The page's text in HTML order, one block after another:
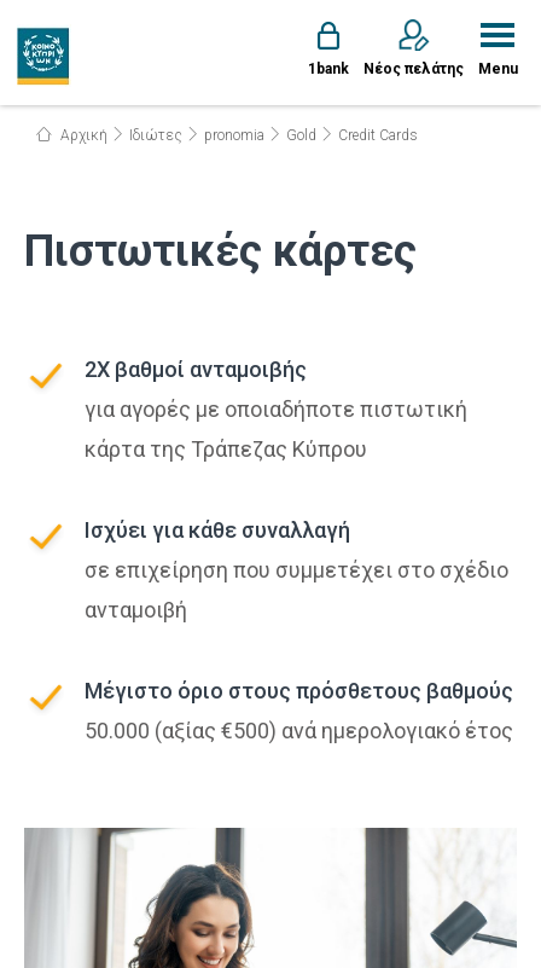
1bank Νέος πελάτης Menu
Αρχική Ιδιώτες pronomia Gold Credit Cards
Πιστωτικές κάρτες
2Χ βαθμοί ανταμοιβής
για αγορές με οποιαδήποτε πιστωτική
κάρτα της Τράπεζας Κύπρου
Ισχύει για κάθε συναλλαγή
σε επιχείρηση που συμμετέχει στο σχέδιο
ανταμοιβή
Μέγιστο όριο στους πρόσθετους βαθμούς
50.000 (αξίας €500) ανά ημερολογιακό έτος